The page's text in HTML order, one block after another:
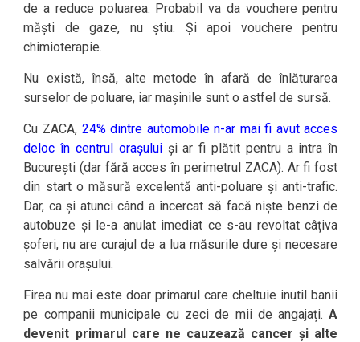
de a reduce poluarea. Probabil va da vouchere pentru
măști de gaze, nu știu. Și apoi vouchere pentru
chimioterapie.
Nu există, însă, alte metode în afară de înlăturarea
surselor de poluare, iar mașinile sunt o astfel de sursă.
Cu ZACA, 24% dintre automobile n-ar mai fi avut acces
deloc în centrul orașuluiși ar fi plătit pentru a intra în
București (dar fără acces în perimetrul ZACA). Ar fi fost
din start o măsură excelentă anti-poluare și anti-trafic.
Dar, ca și atunci când a încercat să facă niște benzi de
autobuze și le-a anulat imediat ce s-au revoltat câțiva
șoferi, nu are curajul de a lua măsurile dure și necesare
salvării orașului.
Firea nu mai este doar primarul care cheltuie inutil banii
pe companii municipale cu zeci de mii de angajați.A
devenit primarul care ne cauzează cancer și alte